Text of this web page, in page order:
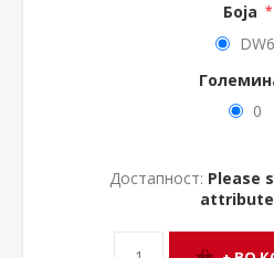
Боја *
DW6
0
Достапност: Please